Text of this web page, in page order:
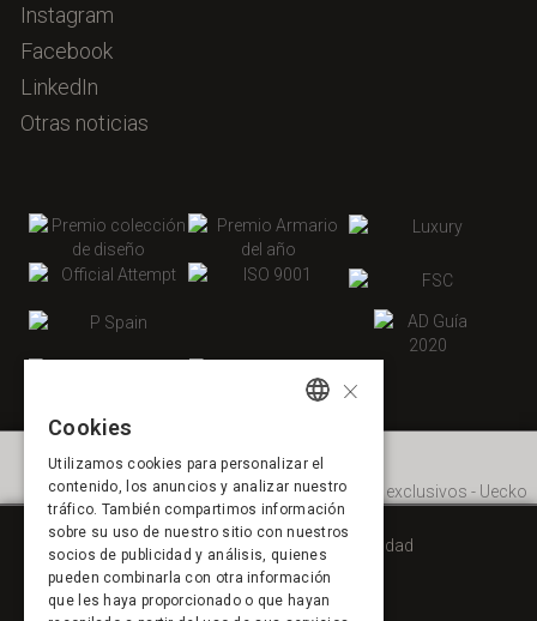
Instagram
Facebook
LinkedIn
Otras noticias
Aviso legal
Política de privacidad
Política de cookies
ENGLISH
FRENCH
PORTUGUESE
×
Cookies
Utilizamos cookies para personalizar el
contenido, los anuncios y analizar nuestro
tráfico. También compartimos información
sobre su uso de nuestro sitio con nuestros
socios de publicidad y análisis, quienes
pueden combinarla con otra información
que les haya proporcionado o que hayan